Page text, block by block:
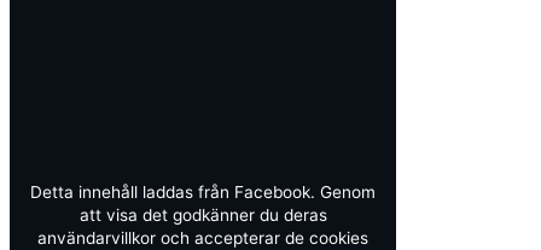
Detta innehåll laddas från Facebook. Genom
att visa det godkänner du deras
användarvillkor och accepterar de cookies